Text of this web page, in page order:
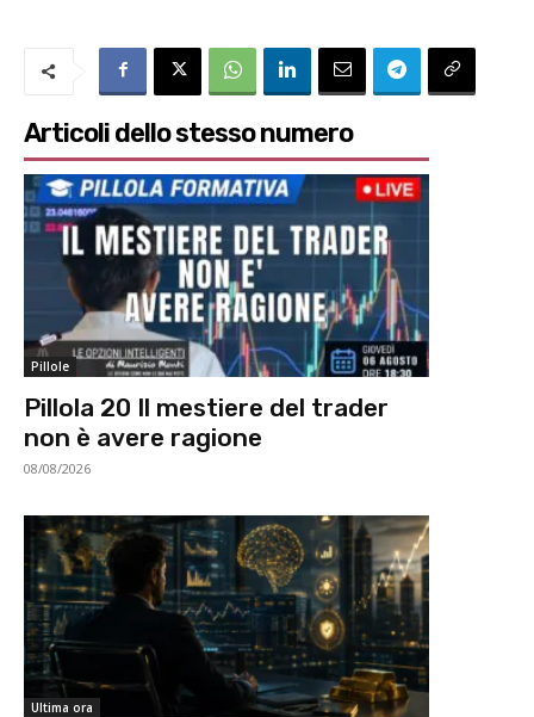
Articoli dello stesso numero
Pillole
Pillola 20 Il mestiere del trader
non è avere ragione
08/08/2026
Ultima ora